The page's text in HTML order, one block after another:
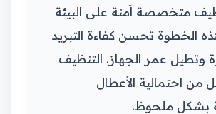
متخصصة آمنة على البيئة
الخطوة تحسن كفاءة التبريد
وتطيل عمر الجهاز. التنظيف
من احتمالية الأعطال
بشكل ملحوظ.